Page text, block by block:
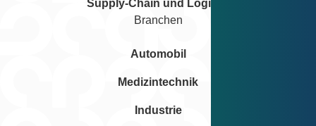
Supply-Chain und Logistik
Branchen
Automobil
Medizintechnik
Industrie